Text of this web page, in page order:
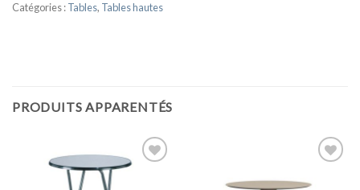
Catégories :Tables, Tables hautes
PRODUITS APPARENTÉS